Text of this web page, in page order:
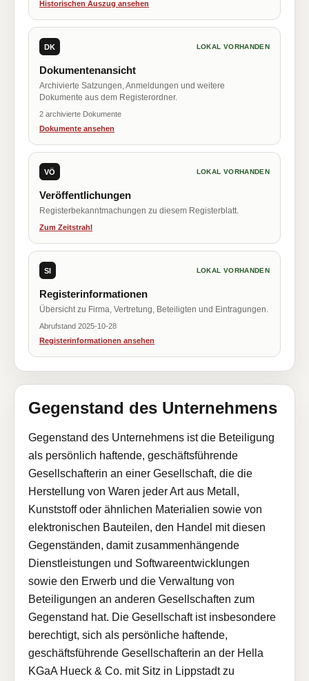
Historischen Auszug ansehen
DK LOKAL VORHANDEN
Dokumentenansicht
Archivierte Satzungen, Anmeldungen und weitere
Dokumente aus dem Registerordner.
2 archivierte Dokumente
Dokumente ansehen
VÖ LOKAL VORHANDEN
Veröffentlichungen
Registerbekanntmachungen zu diesem Registerblatt.
Zum Zeitstrahl
SI LOKAL VORHANDEN
Registerinformationen
Übersicht zu Firma, Vertretung, Beteiligten und Eintragungen.
Abrufstand 2025-10-28
Registerinformationen ansehen
Gegenstand des Unternehmens
Gegenstand des Unternehmens ist die Beteiligung
als persönlich haftende, geschäftsführende
Gesellschafterin an einer Gesellschaft, die die
Herstellung von Waren jeder Art aus Metall,
Kunststoff oder ähnlichen Materialien sowie von
elektronischen Bauteilen, den Handel mit diesen
Gegenständen, damit zusammenhängende
Dienstleistungen und Softwareentwicklungen
sowie den Erwerb und die Verwaltung von
Beteiligungen an anderen Gesellschaften zum
Gegenstand hat. Die Gesellschaft ist insbesondere
berechtigt, sich als persönliche haftende,
geschäftsführende Gesellschafterin an der Hella
KGaA Hueck & Co. mit Sitz in Lippstadt zu